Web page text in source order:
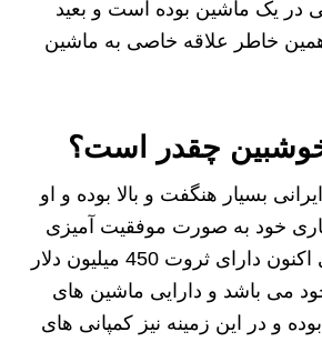
در یک ماشین بوده است و بعید
خاطر علاقه خاصی به ماشین
چقدر است؟
بسیار هنگفت و بالا بوده و او
خود به صورت موفقیت آمیزی
قدم برمی دارد. وی اکنون دارای ثروت 450 میلیون دلار
می باشد و دارایی ماشین های
بوده و در این زمینه نیز کمپانی های